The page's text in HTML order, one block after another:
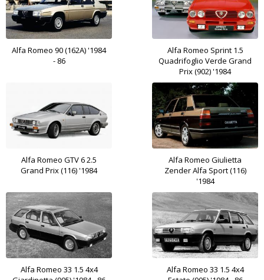
Alfa Romeo 90 (162A) '1984
- 86
Alfa Romeo Sprint 1.5
Quadrifoglio Verde Grand
Prix (902) '1984
Alfa Romeo GTV 6 2.5
Grand Prix (116) '1984
Alfa Romeo Giulietta
Zender Alfa Sport (116)
'1984
Alfa Romeo 33 1.5 4x4
Alfa Romeo 33 1.5 4x4